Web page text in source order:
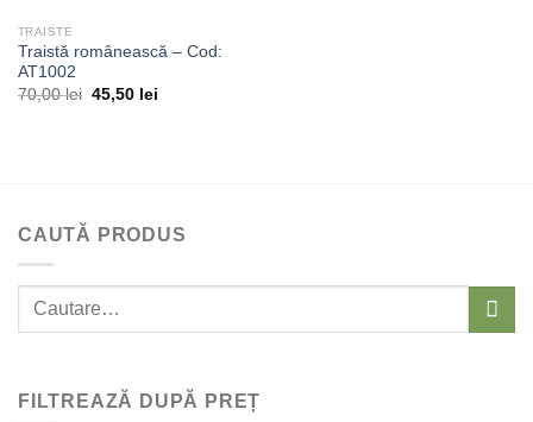
TRAISTE
Traistă românească – Cod:
AT1002
70,00lei Prețul
45,50 leiPrețul
CAUTĂ PRODUS
Caută:
FILTREAZĂ DUPĂ PREȚ